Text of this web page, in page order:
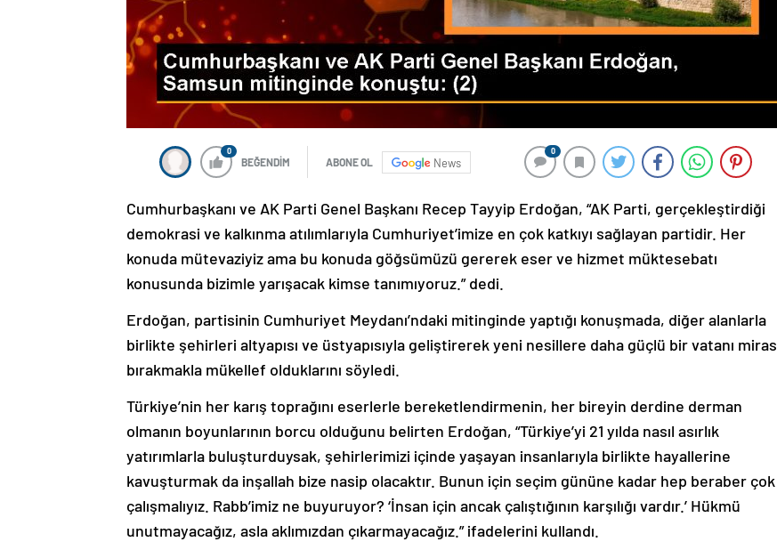
0
BEĞENDİM ABONE OL News
0
Cumhurbaşkanı ve AK Parti Genel Başkanı Recep Tayyip Erdoğan, “AK Parti, gerçekleştirdiği
demokrasi ve kalkınma atılımlarıyla Cumhuriyet’imize en çok katkıyı sağlayan partidir. Her
konuda mütevaziyiz ama bu konuda göğsümüzü gererek eser ve hizmet müktesebatı
konusunda bizimle yarışacak kimse tanımıyoruz.” dedi.
Erdoğan, partisinin Cumhuriyet Meydanı’ndaki mitinginde yaptığı konuşmada, diğer alanlarla
birlikte şehirleri altyapısı ve üstyapısıyla geliştirerek yeni nesillere daha güçlü bir vatanı miras
bırakmakla mükellef olduklarını söyledi.
Türkiye’nin her karış toprağını eserlerle bereketlendirmenin, her bireyin derdine derman
olmanın boyunlarının borcu olduğunu belirten Erdoğan, “Türkiye’yi 21 yılda nasıl asırlık
yatırımlarla buluşturduysak, şehirlerimizi içinde yaşayan insanlarıyla birlikte hayallerine
kavuşturmak da inşallah bize nasip olacaktır. Bunun için seçim gününe kadar hep beraber çok
çalışmalıyız. Rabb’imiz ne buyuruyor? ‘İnsan için ancak çalıştığının karşılığı vardır.’ Hükmü
unutmayacağız, asla aklımızdan çıkarmayacağız.” ifadelerini kullandı.